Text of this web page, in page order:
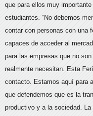
que para ellos muy
estudiantes. “No debemos
contar con personas con una
capaces de acceder al
para las empresas que no
realmente necesitan. Esta
contacto. Estamos aquí para
que defendemos que es la
productivo y a la sociedad.